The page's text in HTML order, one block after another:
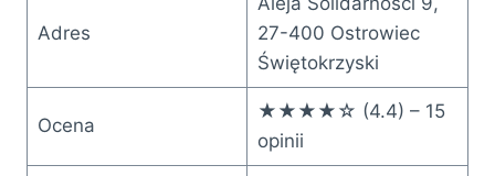
Adres
27-400 Ostrowiec
Świętokrzyski
Ocena
★★★★☆ (4.4) – 15
opinii